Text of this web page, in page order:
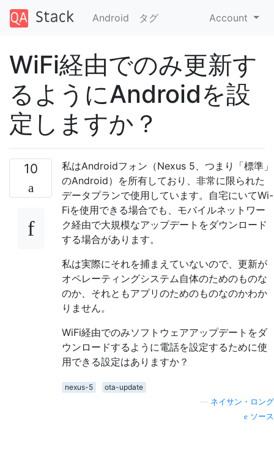
Android タグ Account
WiFi経由でのみ更新す
るようにAndroidを設
定しますか？
10
私はAndroidフォン（Nexus 5、つまり「標準」
のAndroid）を所有しており、非常に限られた
データプランで使用しています。自宅にいてWi-
Fiを使用できる場合でも、モバイルネットワー
ク経由で大規模なアップデートをダウンロード
する場合があります。
私は実際にそれを捕まえていないので、更新が
オペレーティングシステム自体のためのものな
のか、それともアプリのためのものなのかわか
りません。
WiFi経由でのみソフトウェアアップデートをダ
ウンロードするように電話を設定するために使
用できる設定はありますか？
nexus-5
ota-update
ネイサン・ロング
ソース